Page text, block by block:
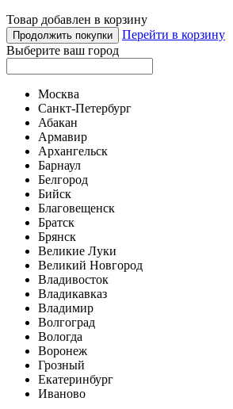
Товар добавлен в корзину
Продолжить покупки
Перейти в корзину
Выберите ваш город
Москва
Санкт-Петербург
Абакан
Армавир
Архангельск
Барнаул
Белгород
Бийск
Благовещенск
Братск
Брянск
Великие Луки
Великий Новгород
Владивосток
Владикавказ
Владимир
Волгоград
Вологда
Воронеж
Грозный
Екатеринбург
Иваново